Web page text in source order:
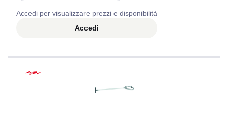
Accedi per visualizzare prezzi e disponibilità
Accedi